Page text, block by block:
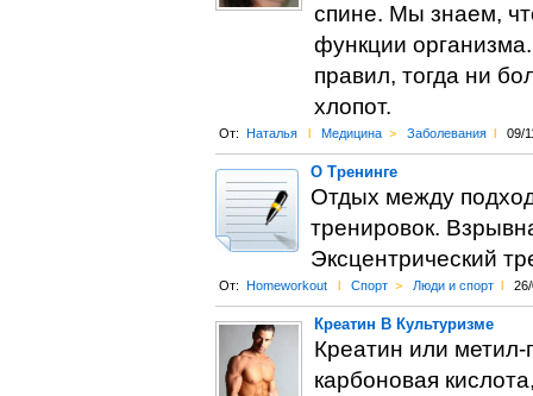
спине. Мы знаем,
функции
правил, тогда ни
хлопот.
От: Наталья l Медицина > Заболевания l 09/
О Тренинге
Отдых между
тренировок.
Эксцентрический
От: Homeworkout l Спорт > Люди и спорт l
Креатин В Культуризме
Креатин или
карбоновая